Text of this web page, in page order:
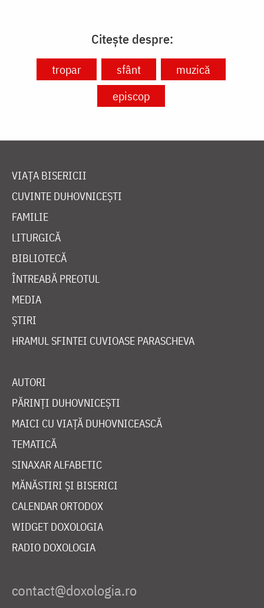
Citește despre:
tropar sfânt
muzică
episcop
VIAȚA BISERICII
CUVINTE DUHOVNICEȘTI
FAMILIE
LITURGICĂ
BIBLIOTECĂ
ÎNTREABĂ PREOTUL
MEDIA
ȘTIRI
HRAMUL SFINTEI CUVIOASE PARASCHEVA
AUTORI
PĂRINȚI DUHOVNICEȘTI
MAICI CU VIAȚĂ DUHOVNICEASCĂ
TEMATICĂ
SINAXAR ALFABETIC
MĂNĂSTIRI ȘI BISERICI
CALENDAR ORTODOX
WIDGET DOXOLOGIA
RADIO DOXOLOGIA